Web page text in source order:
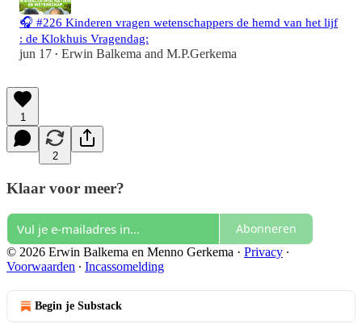
🎧 #226 Kinderen vragen wetenschappers de hemd van het lijf
: de Klokhuis Vragendag:
jun 17 • Erwin Balkema and M.P.Gerkema
1
2
Klaar voor meer?
Abonneren
© 2026 Erwin Balkema en Menno Gerkema · Privacy ∙
Voorwaarden ∙ Incassomelding
Begin je Substack